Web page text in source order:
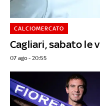
Cagliari, sabato le
CALCIOMERCATO
07 ago - 20:55